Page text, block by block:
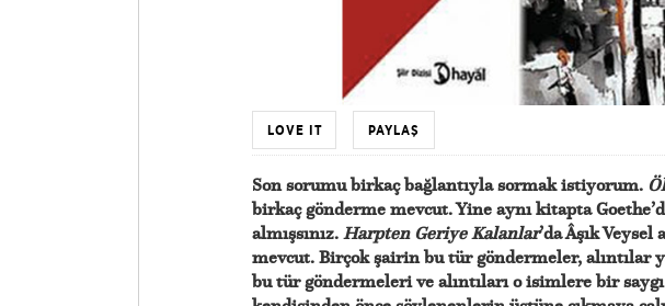
LOVE IT PAYLAŞ
Son sorumu birkaç bağlantıyla sormak istiyorum.
birkaç gönderme mevcut. Yine aynı kitapta
almışsınız. Harpten Geriye Kalanlar’da Âşık
mevcut. Birçok şairin bu tür göndermeler, alıntılar
bu tür göndermeleri ve alıntıları o isimlere bir